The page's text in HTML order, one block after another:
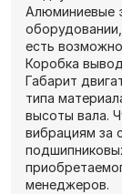
Алюминиевые
есть
Коробка
Габарит
типа
высоты вала.
вибрациям за
менеджеров.